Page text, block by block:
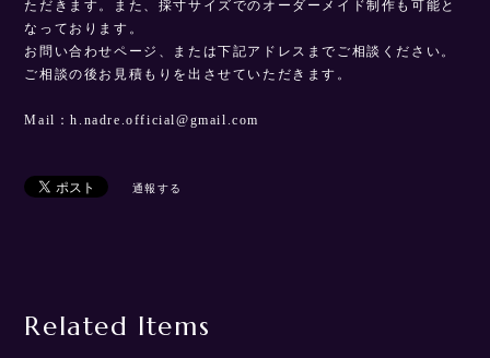
ただきます。また、採寸サイズでのオーダーメイド制作も可能と
なっております。
お問い合わせページ、または下記アドレスまでご相談ください。
ご相談の後お見積もりを出させていただきます。
Mail：h.nadre.official@gmail.com
通報する
Related Items